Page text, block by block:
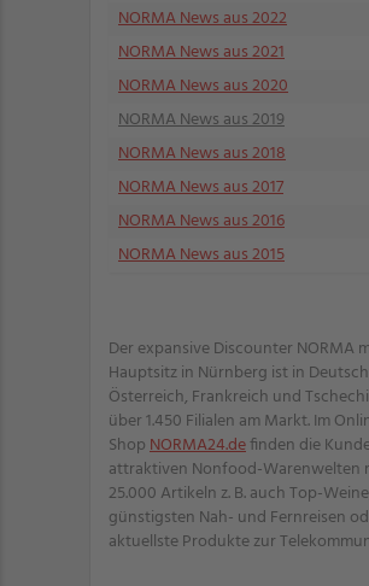
NORMA News aus 2022
NORMA News aus 2021
NORMA News aus 2020
NORMA News aus 2019
NORMA News aus 2018
NORMA News aus 2017
NORMA News aus 2016
NORMA News aus 2015
Der expansive Discounter NORMA
Hauptsitz in Nürnberg ist in
Österreich, Frankreich und
über 1.450 Filialen am Markt. Im
ShopNORMA24.definden die
attraktiven Nonfood-Warenwelten
25.000 Artikeln z. B. auch Top-
günstigsten Nah- und Fernreisen
aktuellste Produkte zur